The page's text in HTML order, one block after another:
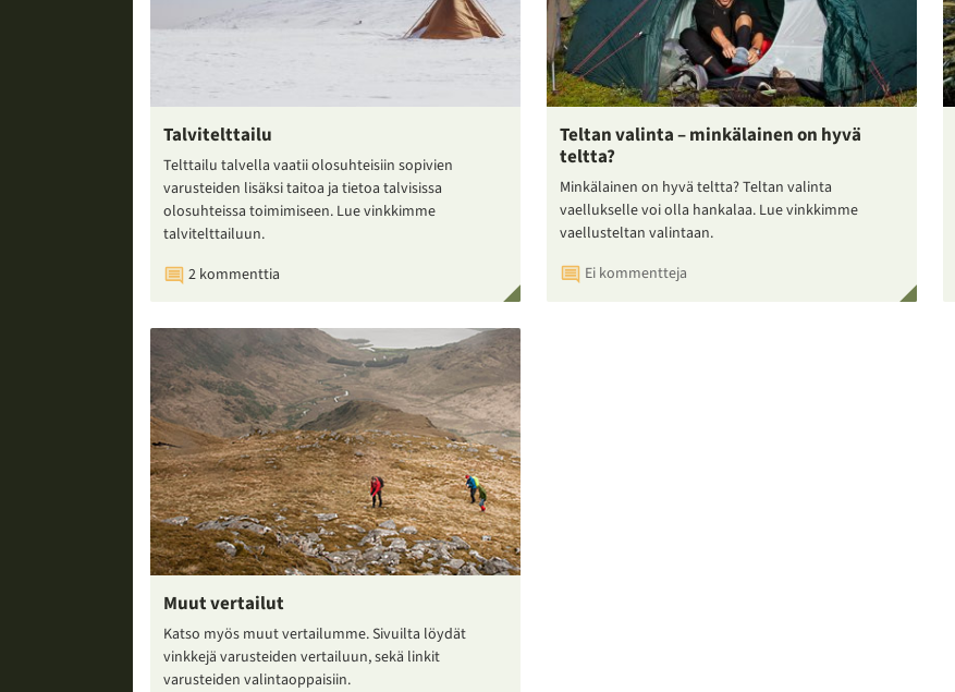
Talvitelttailu
Telttailu talvella vaatii olosuhteisiin sopivien
varusteiden lisäksi taitoa ja tietoa talvisissa
olosuhteissa toimimiseen. Lue vinkkimme
talvitelttailuun.
2 kommenttia
Teltan valinta – minkälainen on hyvä
teltta?
Minkälainen on hyvä teltta? Teltan valinta
vaellukselle voi olla hankalaa. Lue vinkkimme
vaellusteltan valintaan.
Ei kommentteja
Muut vertailut
Katso myös muut vertailumme. Sivuilta löydät
vinkkejä varusteiden vertailuun, sekä linkit
varusteiden valintaoppaisiin.